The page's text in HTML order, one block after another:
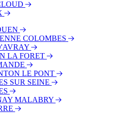
COLOMBES
LA FORET
LE PONT
SUR SEINE
MALABRY